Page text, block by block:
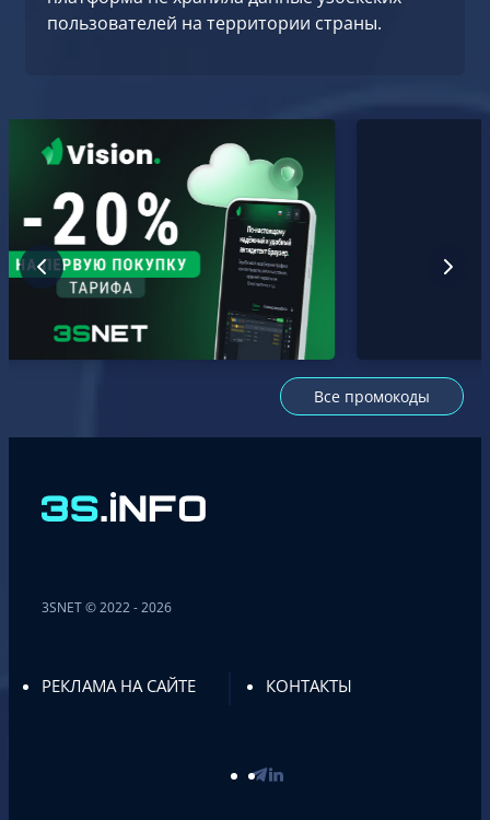
пользователей на территории страны.
Все промокоды
3SNET © 2022 - 2026
РЕКЛАМА НА САЙТЕ КОНТАКТЫ